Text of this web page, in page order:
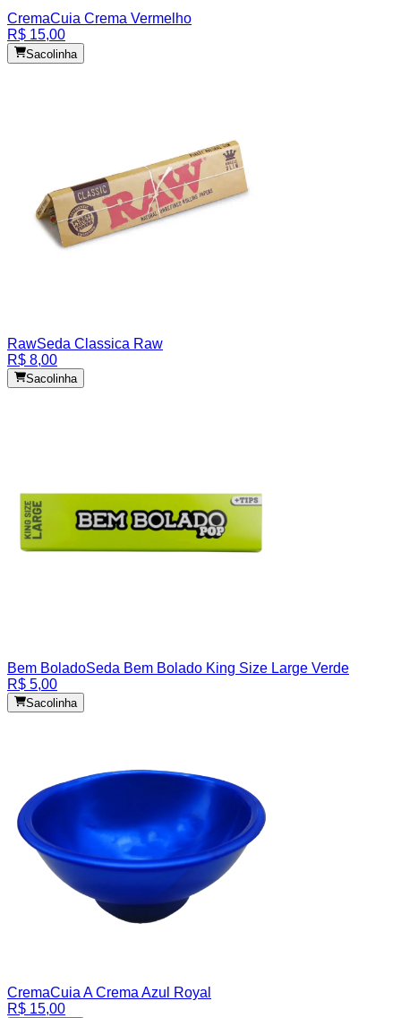
CremaCuia Crema Vermelho
R$ 15,00
Sacolinha
RawSeda Classica Raw
R$ 8,00
Sacolinha
Bem BoladoSeda Bem Bolado King Size Large Verde
R$ 5,00
Sacolinha
CremaCuia A Crema Azul Royal
R$ 15,00